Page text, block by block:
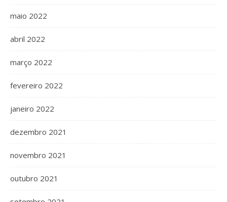
maio 2022
abril 2022
março 2022
fevereiro 2022
janeiro 2022
dezembro 2021
novembro 2021
outubro 2021